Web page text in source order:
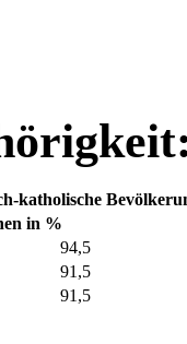
katholische
in %
94,5
91,5
91,5